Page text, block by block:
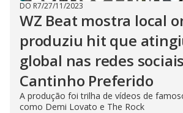
DO R7/27/11/2023
WZ Beat mostra local
produziu hit que
global nas redes
Cantinho Preferido
A produção foi trilha de vídeos de
como Demi Lovato e The Rock